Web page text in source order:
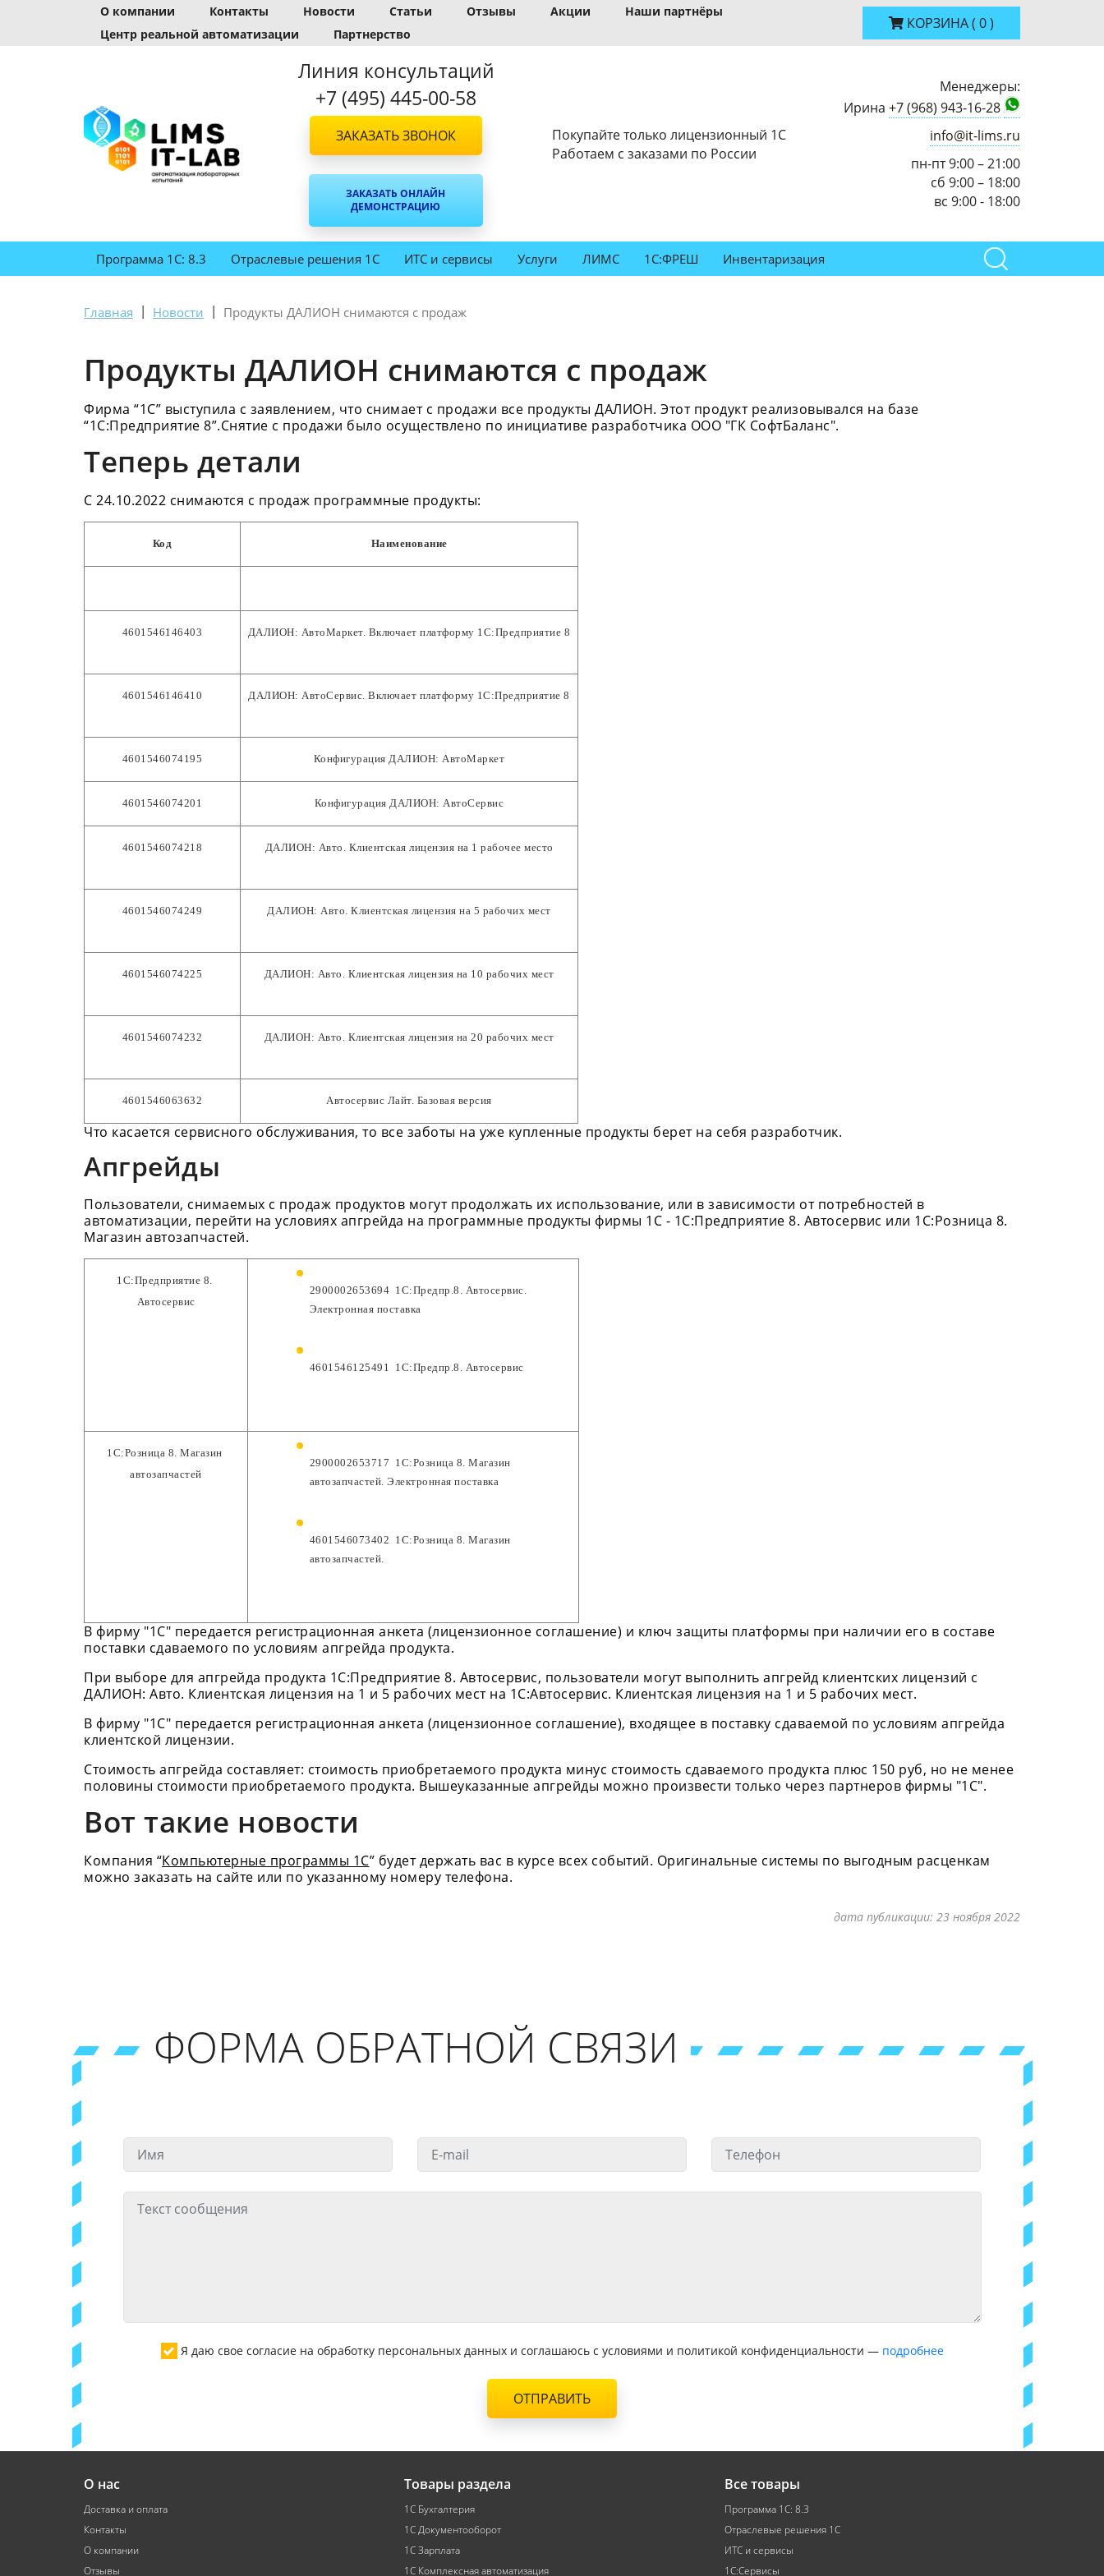
О компании Контакты Новости Статьи Отзывы Акции
Наши партнёры
Центр реальной автоматизации
Партнерство
КОРЗИНА( 0)
Линия консультаций
+7 (495) 445-00-58
ЗАКАЗАТЬ ЗВОНОК
ЗАКАЗАТЬ ОНЛАЙН
ДЕМОНСТРАЦИЮ
Покупайте только лицензионный 1С
Работаем с заказами по России
Менеджеры:
Ирина +7 (968) 943-16-28
info@it-lims.ru
пн-пт 9:00 – 21:00
сб 9:00 – 18:00
вс 9:00 - 18:00
Программа 1С: 8.3 Отраслевые решения 1С ИТС и сервисы Услуги ЛИМС 1С:ФРЕШ Инвентаризация
Главная | Новости | Продукты ДАЛИОН снимаются с продаж
Продукты ДАЛИОН снимаются с продаж
Фирма “1С” выступила с заявлением, что снимает с продажи все продукты ДАЛИОН. Этот продукт реализовывался на базе
“1С:Предприятие 8”.Снятие с продажи было осуществлено по инициативе разработчика ООО "ГК СофтБаланс".
Теперь детали
С 24.10.2022 снимаются с продаж программные продукты:
Код Наименование
4601546146403 ДАЛИОН: АвтоМаркет. Включает платформу 1С:Предприятие 8
4601546146410 ДАЛИОН: АвтоСервис. Включает платформу 1С:Предприятие 8
4601546074195 Конфигурация ДАЛИОН: АвтоМаркет
4601546074201 Конфигурация ДАЛИОН: АвтоСервис
4601546074218 ДАЛИОН: Авто. Клиентская лицензия на 1 рабочее место
4601546074249 ДАЛИОН: Авто. Клиентская лицензия на 5 рабочих мест
4601546074225 ДАЛИОН: Авто. Клиентская лицензия на 10 рабочих мест
4601546074232 ДАЛИОН: Авто. Клиентская лицензия на 20 рабочих мест
4601546063632 Автосервис Лайт. Базовая версия
Что касается сервисного обслуживания, то все заботы на уже купленные продукты берет на себя разработчик.
Апгрейды
Пользователи, снимаемых с продаж продуктов могут продолжать их использование, или в зависимости от потребностей в
автоматизации, перейти на условиях апгрейда на программные продукты фирмы 1С - 1С:Предприятие 8. Автосервис или 1С:Розница 8.
Магазин автозапчастей.
1С:Предприятие 8.
Автосервис
2900002653694  1С:Предпр.8. Автосервис.
Электронная поставка
4601546125491  1С:Предпр.8. Автосервис
1С:Розница 8. Магазин
автозапчастей
2900002653717  1С:Розница 8. Магазин
автозапчастей. Электронная поставка
4601546073402  1С:Розница 8. Магазин
автозапчастей.
В фирму "1С" передается регистрационная анкета (лицензионное соглашение) и ключ защиты платформы при наличии его в составе
поставки сдаваемого по условиям апгрейда продукта.
При выборе для апгрейда продукта 1С:Предприятие 8. Автосервис, пользователи могут выполнить апгрейд клиентских лицензий с
ДАЛИОН: Авто. Клиентская лицензия на 1 и 5 рабочих мест на 1С:Автосервис. Клиентская лицензия на 1 и 5 рабочих мест.
В фирму "1С" передается регистрационная анкета (лицензионное соглашение), входящее в поставку сдаваемой по условиям апгрейда
клиентской лицензии.
Стоимость апгрейда составляет: стоимость приобретаемого продукта минус стоимость сдаваемого продукта плюс 150 руб, но не менее
половины стоимости приобретаемого продукта. Вышеуказанные апгрейды можно произвести только через партнеров фирмы "1С".
Вот такие новости
Компания “Компьютерные программы 1С” будет держать вас в курсе всех событий. Оригинальные системы по выгодным расценкам
можно заказать на сайте или по указанному номеру телефона.
дата публикации: 23 ноября 2022
ФОРМА ОБРАТНОЙ СВЯЗИ
Я даю свое согласие на обработку персональных данных и соглашаюсь с условиями и политикой конфиденциальности — подробнее
ОТПРАВИТЬ
О нас
Доставка и оплата
Контакты
О компании
Отзывы
Товары раздела
1С Бухгалтерия
1С Документооборот
1С Зарплата
1С Комплексная автоматизация
Все товары
Программа 1С: 8.3
Отраслевые решения 1С
ИТС и сервисы
1С:Сервисы